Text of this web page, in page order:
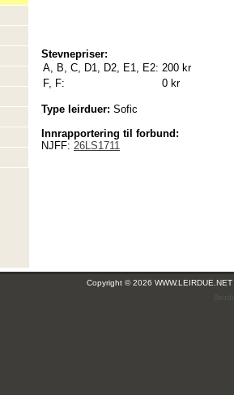
Stevnepriser:
A, B, C, D1, D2, E1, E2: 200 kr
F, F:
0 kr
Type leirduer: Sofic
Innrapportering til forbund:
NJFF: 26LS1711
Copyright © 2026